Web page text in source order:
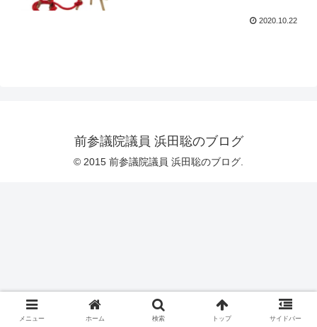
2020.10.22
前参議院議員 浜田聡のブログ
© 2015 前参議院議員 浜田聡のブログ.
メニュー ホーム 検索 トップ サイドバー